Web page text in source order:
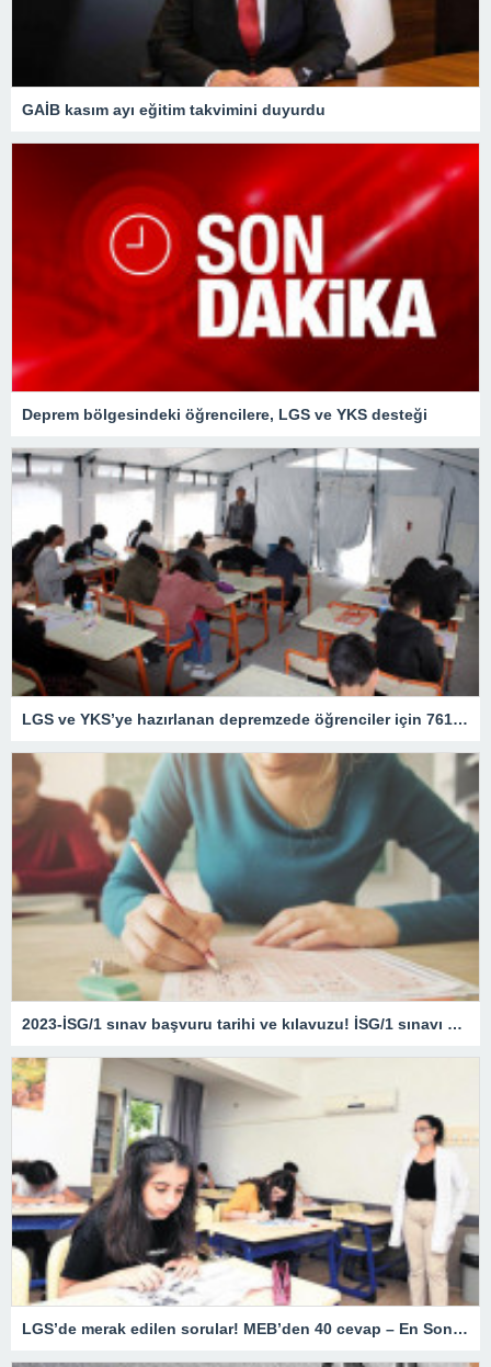
GAİB kasım ayı eğitim takvimini duyurdu
Deprem bölgesindeki öğrencilere, LGS ve YKS desteği
LGS ve YKS’ye hazırlanan depremzede öğrenciler için 761 DYK noktası oluşturuldu – Son Dakika Eğitim Haberleri
2023-İSG/1 sınav başvuru tarihi ve kılavuzu! İSG/1 sınavı ne zaman?
LGS’de merak edilen sorular! MEB’den 40 cevap – En Son Haberler